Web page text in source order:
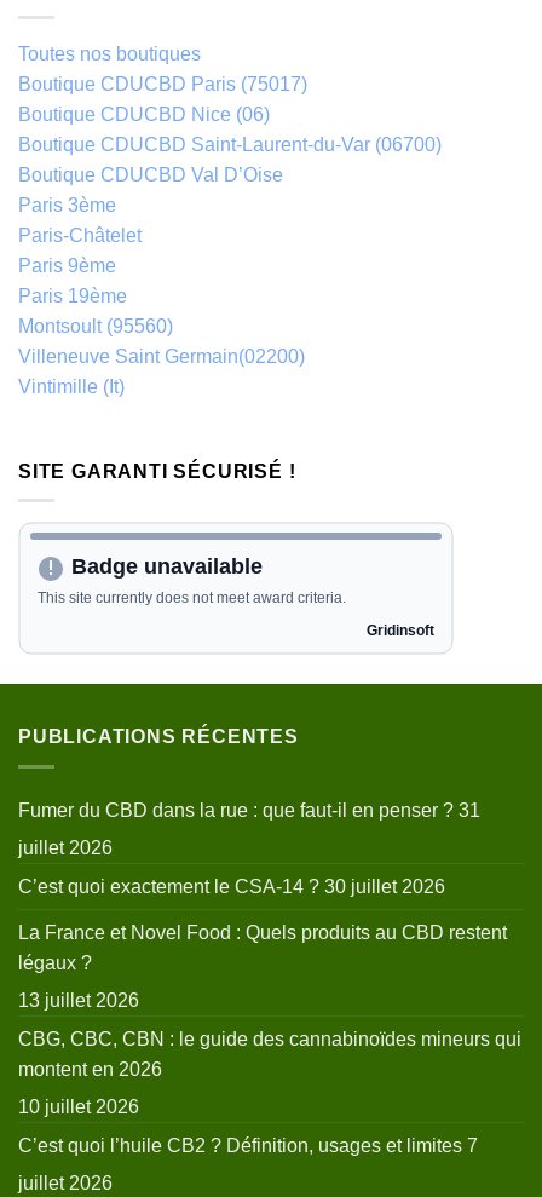
Toutes nos boutiques
Boutique CDUCBD Paris (75017)
Boutique CDUCBD Nice (06)
Boutique CDUCBD Saint-Laurent-du-Var (06700)
Boutique CDUCBD Val D’Oise
Paris 3ème
Paris-Châtelet
Paris 9ème
Paris 19ème
Montsoult (95560)
Villeneuve Saint Germain(02200)
Vintimille (It)
SITE GARANTI SÉCURISÉ !
PUBLICATIONS RÉCENTES
Fumer du CBD dans la rue : que faut-il en penser ? 31
juillet 2026
C’est quoi exactement le CSA-14 ? 30 juillet 2026
La France et Novel Food : Quels produits au CBD restent
légaux ?
13 juillet 2026
CBG, CBC, CBN : le guide des cannabinoïdes mineurs qui
montent en 2026
10 juillet 2026
C’est quoi l’huile CB2 ? Définition, usages et limites 7
juillet 2026